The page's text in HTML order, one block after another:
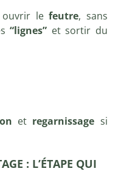
ouvrir lefeutre, sans
“lignes” et sortir du
et regarnissage si
: L’ÉTAPE QUI